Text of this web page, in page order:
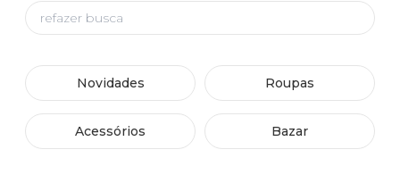
Novidades Roupas
Acessórios Bazar